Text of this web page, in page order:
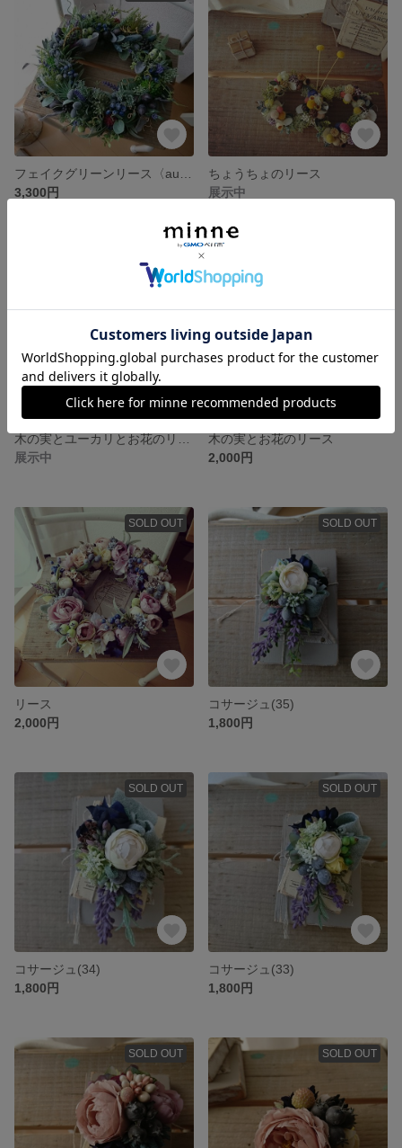
3,300円
ちょうちょのリース
展示中
展示中
木の実とお花のリース
2,000円
SOLD OUT
リース
2,000円
SOLD OUT
コサージュ(35)
1,800円
SOLD OUT
コサージュ(34)
1,800円
SOLD OUT
コサージュ(33)
1,800円
SOLD OUT SOLD OUT